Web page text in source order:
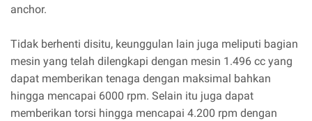
anchor.
Tidak berhenti disitu, keunggulan lain juga meliputi bagian
mesin yang telah dilengkapi dengan mesin 1.496 cc yang
dapat memberikan tenaga dengan maksimal bahkan
hingga mencapai 6000 rpm. Selain itu juga dapat
memberikan torsi hingga mencapai 4.200 rpm dengan